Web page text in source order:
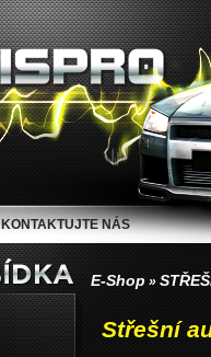
E-Shop »
Střešní
KONTAKTUJTE NÁS